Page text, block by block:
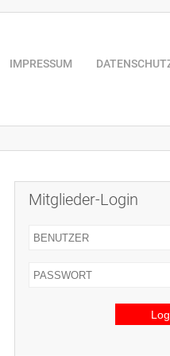
IMPRESSUM
Mitglieder-Login